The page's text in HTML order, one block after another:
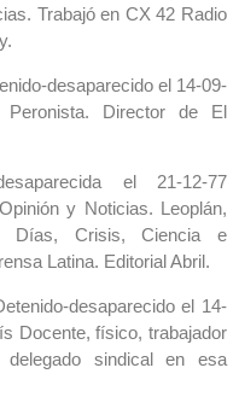
Trabajó en CX 42 Radio
desaparecido el 14-09-
Director de El
el 21-12-77
y Noticias. Leoplán,
Días, Crisis, Ciencia e
Latina. Editorial Abril.
desaparecido el 14-
Docente, físico, trabajador
sindical en esa